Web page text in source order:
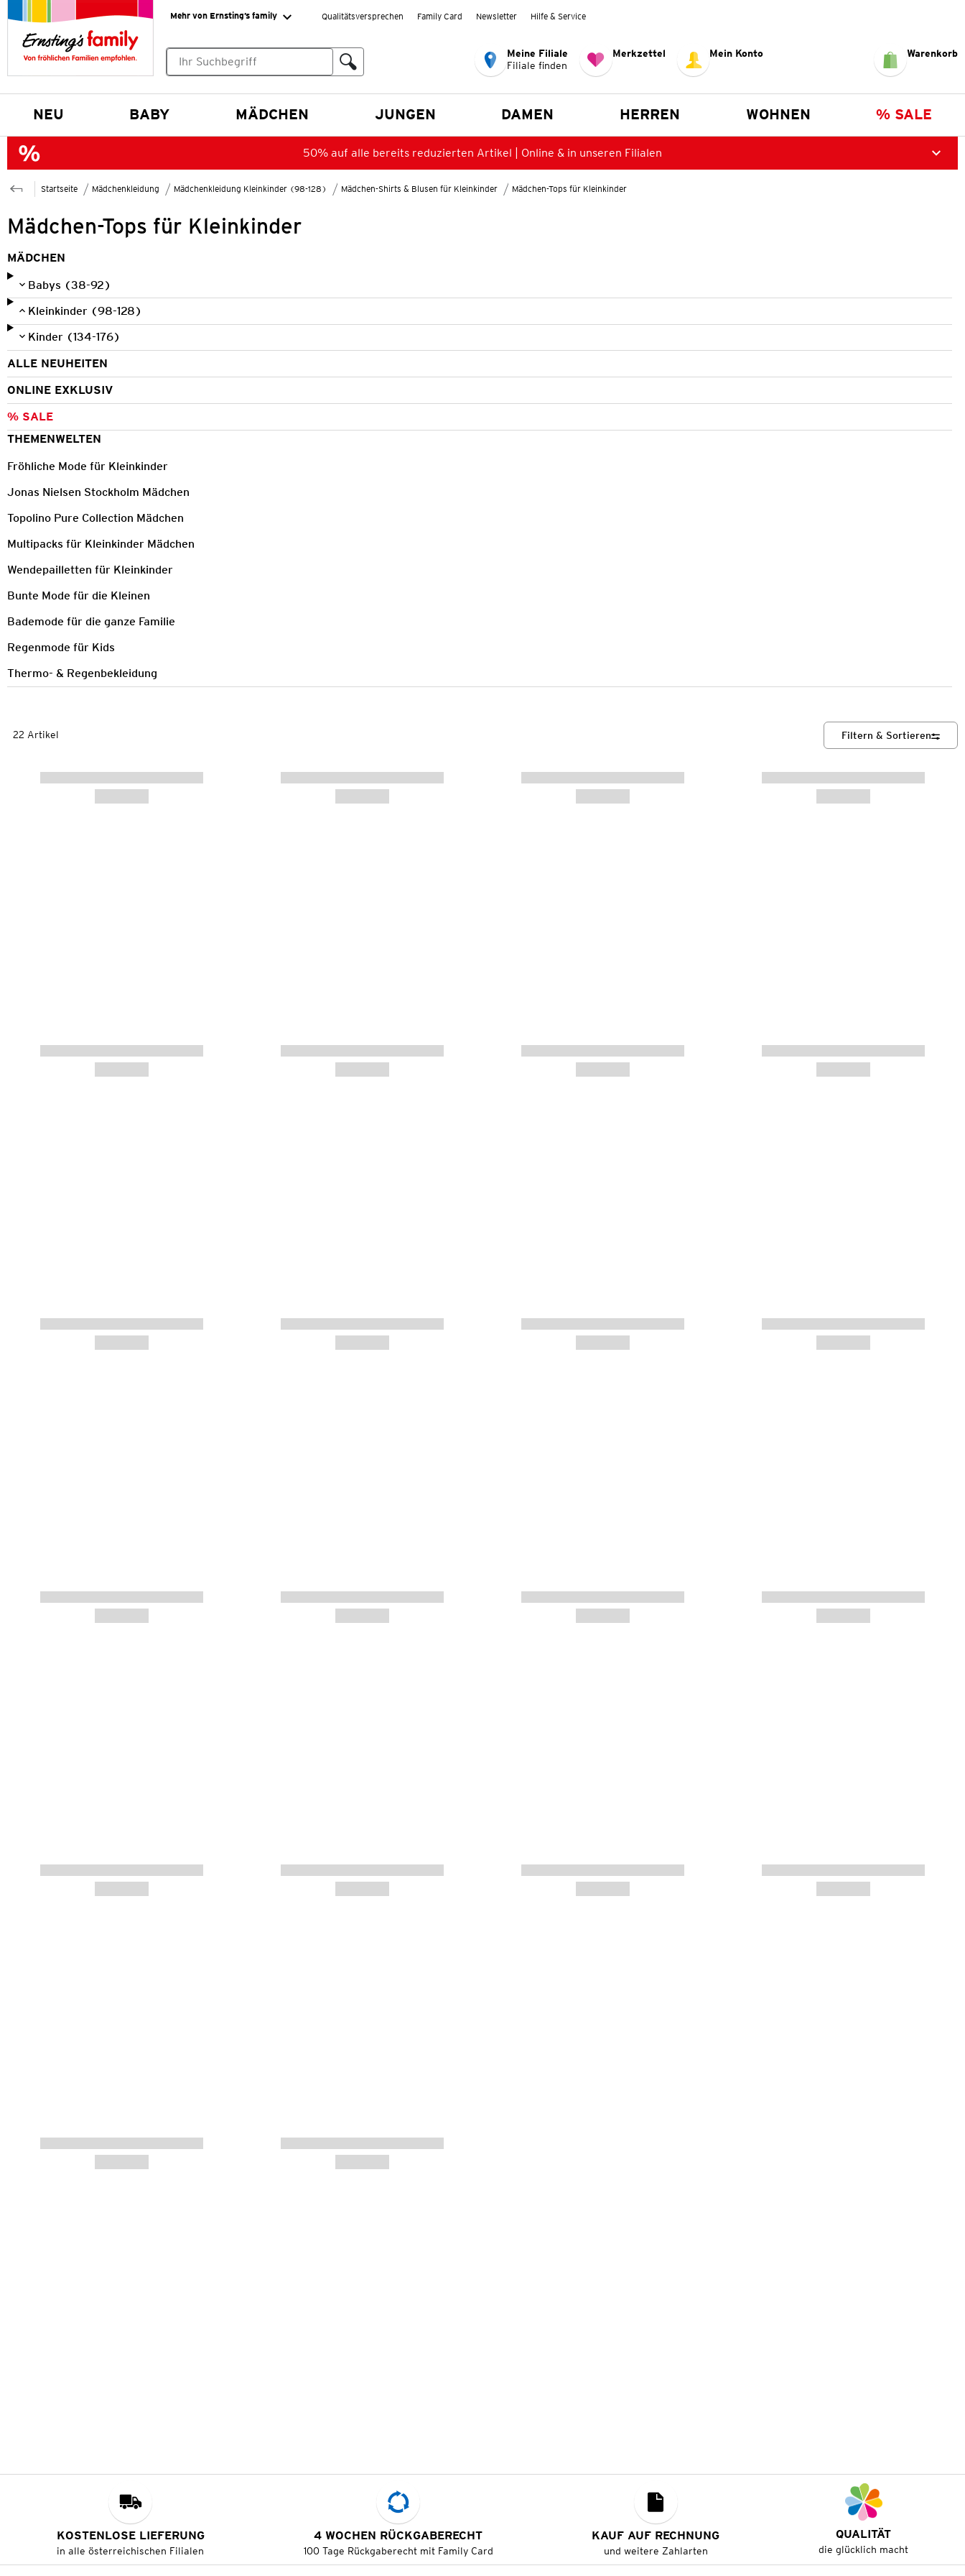
Mehr von Ernsting’s family Qualitätsversprechen Family Card Newsletter Hilfe & Service
Meine Filiale
Filiale finden
Merkzettel Mein Konto Warenkorb
NEU BABY MÄDCHEN JUNGEN DAMEN HERREN WOHNEN % SALE
50% auf alle bereits reduzierten Artikel | Online & in unseren Filialen
Startseite Mädchenkleidung Mädchenkleidung Kleinkinder (98-128) Mädchen-Shirts & Blusen für Kleinkinder Mädchen-Tops für Kleinkinder
Mädchen-Tops für Kleinkinder
MÄDCHEN
Babys (38-92)
Kleinkinder (98-128)
Kinder (134-176)
ALLE NEUHEITEN
ONLINE EXKLUSIV
% SALE
THEMENWELTEN
Fröhliche Mode für Kleinkinder
Jonas Nielsen Stockholm Mädchen
Topolino Pure Collection Mädchen
Multipacks für Kleinkinder Mädchen
Wendepailletten für Kleinkinder
Bunte Mode für die Kleinen
Bademode für die ganze Familie
Regenmode für Kids
Thermo- & Regenbekleidung
22 Artikel Filtern & Sortieren
KOSTENLOSE LIEFERUNG
in alle österreichischen Filialen
4 WOCHEN RÜCKGABERECHT
100 Tage Rückgaberecht mit Family Card
KAUF AUF RECHNUNG
und weitere Zahlarten
QUALITÄT
die glücklich macht